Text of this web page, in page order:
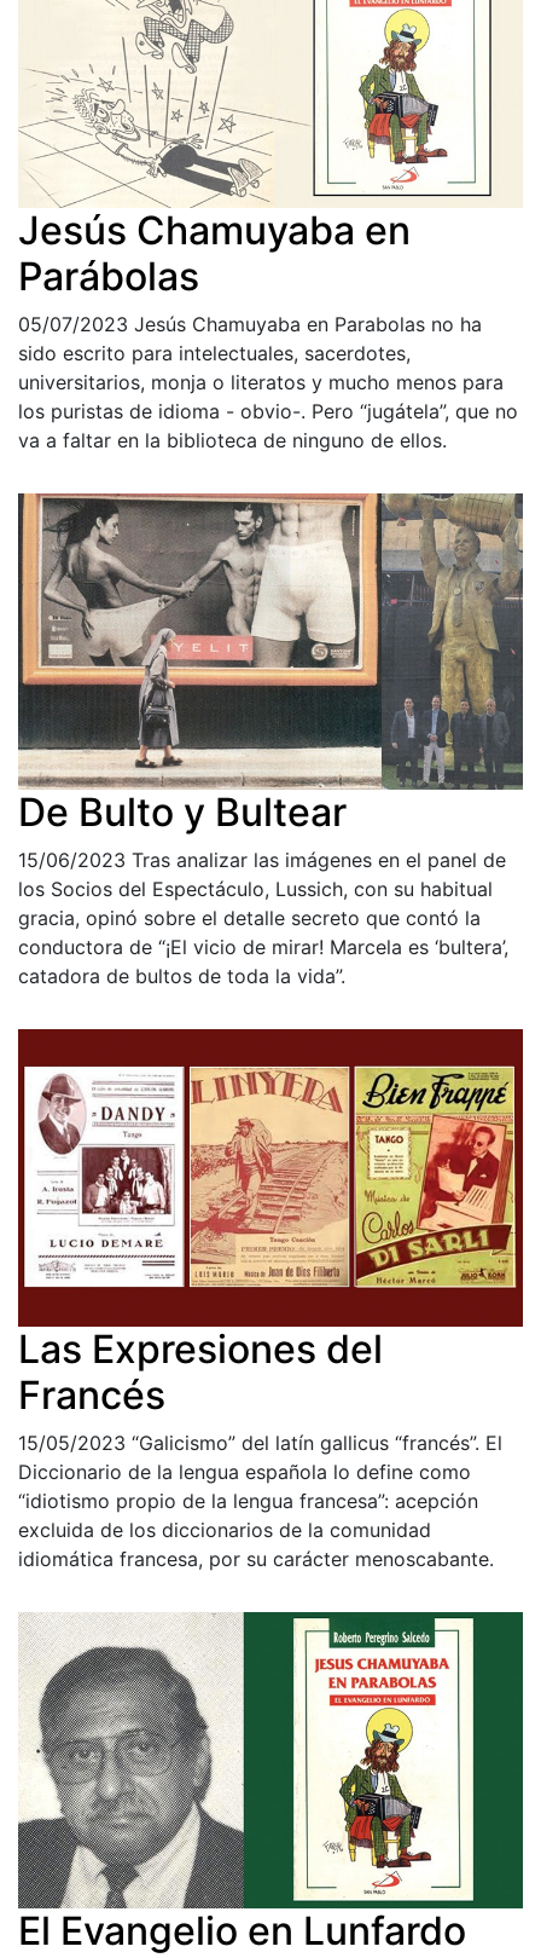
Jesús Chamuyaba en
Parábolas
05/07/2023 Jesús Chamuyaba en Parabolas no ha
sido escrito para intelectuales, sacerdotes,
universitarios, monja o literatos y mucho menos para
los puristas de idioma - obvio-. Pero “jugátela”, que no
va a faltar en la biblioteca de ninguno de ellos.
De Bulto y Bultear
15/06/2023 Tras analizar las imágenes en el panel de
los Socios del Espectáculo, Lussich, con su habitual
gracia, opinó sobre el detalle secreto que contó la
conductora de “¡El vicio de mirar! Marcela es ‘bultera’,
catadora de bultos de toda la vida”.
Las Expresiones del
Francés
15/05/2023 “Galicismo” del latín gallicus “francés”. El
Diccionario de la lengua española lo define como
“idiotismo propio de la lengua francesa”: acepción
excluida de los diccionarios de la comunidad
idiomática francesa, por su carácter menoscabante.
El Evangelio en Lunfardo